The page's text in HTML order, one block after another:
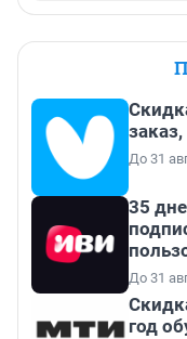
До 31
35
До 31
год